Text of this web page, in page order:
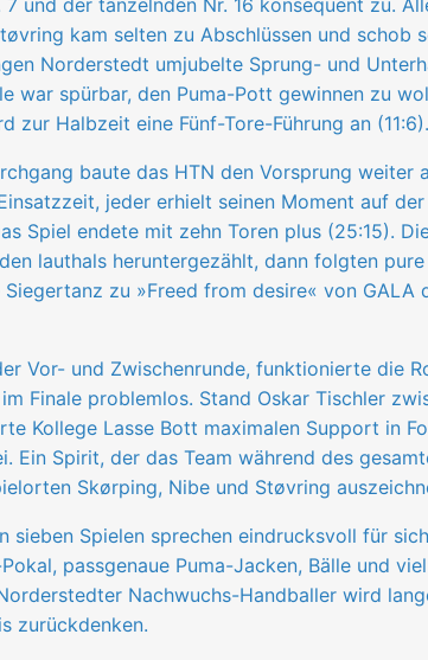
7 und der tänzelnden Nr. 16 konsequent zu.
kam selten zu Abschlüssen und schob
Norderstedt umjubelte Sprung- und
war spürbar, den Puma-Pott gewinnen zu
zur Halbzeit eine Fünf-Tore-Führung an (11:6).
baute das HTN den Vorsprung weiter
jeder erhielt seinen Moment auf
Spiel endete mit zehn Toren plus (25:15).
lauthals heruntergezählt, dann folgten
zu »Freed from desire« von GALA
Vor- und Zwischenrunde, funktionierte die
Finale problemlos. Stand Oskar Tischler
Kollege Lasse Bott maximalen Support in
Ein Spirit, der das Team während des
Skørping, Nibe und Støvring
sieben Spielen sprechen eindrucksvoll für
passgenaue Puma-Jacken, Bälle und
Nachwuchs-Handballer wird
zurückdenken.